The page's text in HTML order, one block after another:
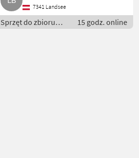
7341 Landsee
Sprzęt do zbioru
siana i paszowy /
15 godz. online